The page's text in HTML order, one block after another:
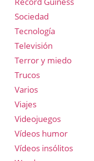
Sociedad
Tecnología
Televisión
Terror y miedo
Trucos
Varios
Viajes
Videojuegos
Vídeos humor
Vídeos insólitos